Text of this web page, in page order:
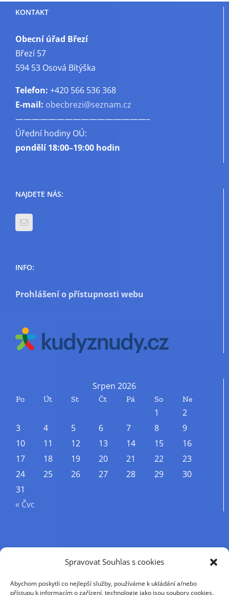
Spravovat Souhlas s cookies
Abychom poskytli co nejlepší služby, používáme k ukládání a/nebo
přístupu k informacím o zařízení, technologie jako jsou soubory cookies.
KONTAKT
Obecní úřad Březí
Březí 57
594 53 Osová Bítýška
Telefon: +420 566 536 368
E-mail: obecbrezi@seznam.cz
————————————————–
Úřední hodiny OÚ:
pondělí18:00–19:00 hodin
NAJDETE NÁS:
INFO:
Prohlášení o přístupnosti webu
Srpen 2026
Po Út St Čt Pá So Ne
1
2
3
4 5 6 7 8
9
10
11 12 13 14 15
16
17
18 19 20 21 22
23
24
25 26 27 28 29
30
31
« Čvc
Příjmení
Křestní jméno